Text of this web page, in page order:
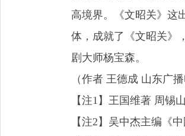
高境界。《文昭关》这
体，成就了《文昭关》
剧大师杨宝森。
（作者 王德成 山东广
【注1】王国维著 周锡
【注2】吴中杰主编《